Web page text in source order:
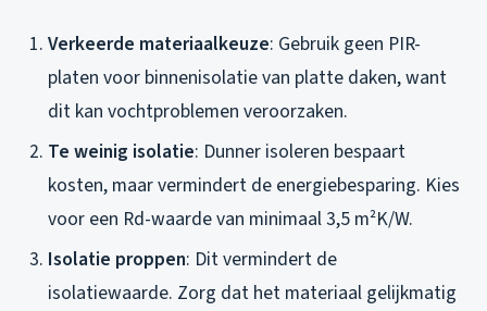
Verkeerde materiaalkeuze: Gebruik geen PIR-
platen voor binnenisolatie van platte daken, want
dit kan vochtproblemen veroorzaken.
Te weinig isolatie: Dunner isoleren bespaart
kosten, maar vermindert de energiebesparing. Kies
voor een Rd-waarde van minimaal 3,5 m²K/W.
Isolatie proppen: Dit vermindert de
isolatiewaarde. Zorg dat het materiaal gelijkmatig